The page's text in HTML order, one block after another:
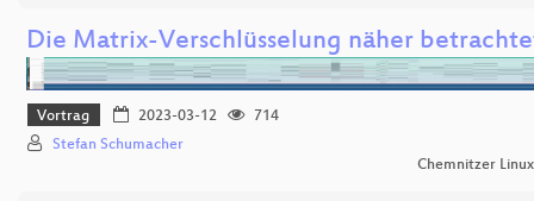
Die Matrix-Verschlüsselung näher
Vortrag 2023-03-12
714
Stefan Schumacher
Chemnitzer